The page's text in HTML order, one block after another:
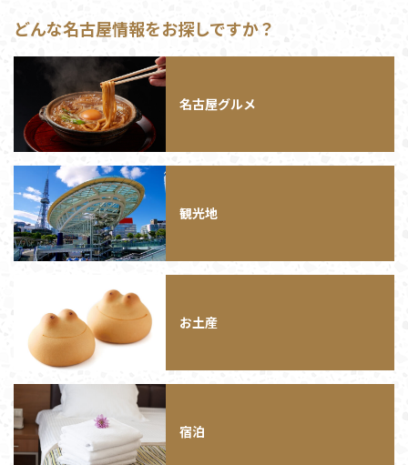
どんな名古屋情報をお探しですか？
名古屋グルメ
観光地
お土産
宿泊